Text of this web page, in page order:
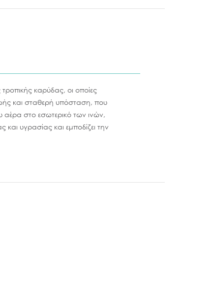
καρύδας, οι οποίες
και σταθερή υπόσταση, που
αέρα στο εσωτερικό των ινών,
υγρασίας και εμποδίζει την